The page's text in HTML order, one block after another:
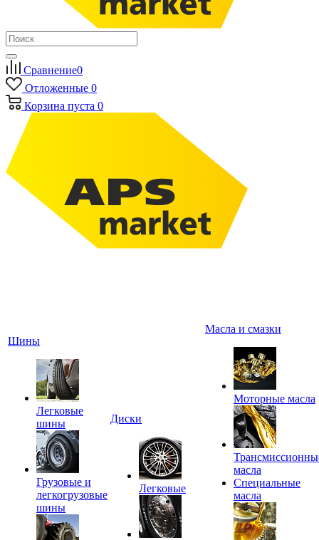
Сравнение0
Отложенные 0
Корзина пуста 0
Шины
Легковые
шины
Грузовые и
легкогрузовые
шины
Диски
Легковые
Масла и смазки
Моторные масла
масла
Специальные
масла